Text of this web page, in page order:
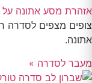
אזהרת מסע אתונה
צופים מצפים לסדרה
אתונה.
מעבר לסדרה »